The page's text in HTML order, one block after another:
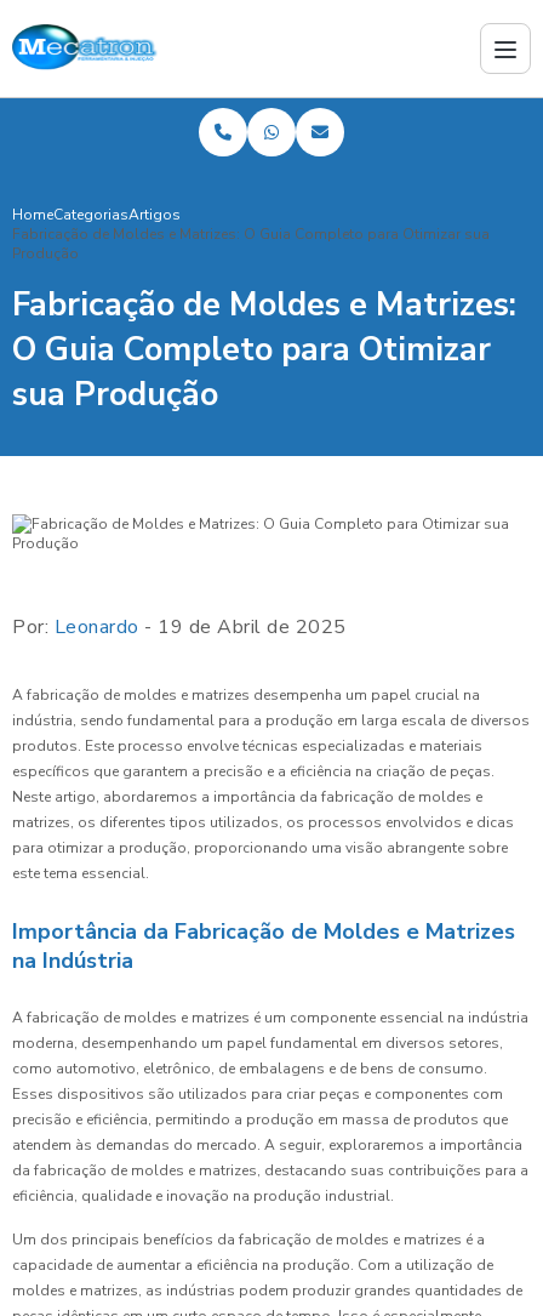
HomeCategoriasArtigos
Fabricação de Moldes e Matrizes: O Guia Completo para Otimizar sua
Produção
Fabricação de Moldes e Matrizes:
O Guia Completo para Otimizar
sua Produção
Por: Leonardo - 19 de Abril de 2025
A fabricação de moldes e matrizes desempenha um papel crucial na
indústria, sendo fundamental para a produção em larga escala de diversos
produtos. Este processo envolve técnicas especializadas e materiais
específicos que garantem a precisão e a eficiência na criação de peças.
Neste artigo, abordaremos a importância da fabricação de moldes e
matrizes, os diferentes tipos utilizados, os processos envolvidos e dicas
para otimizar a produção, proporcionando uma visão abrangente sobre
este tema essencial.
Importância da Fabricação de Moldes e Matrizes
na Indústria
A fabricação de moldes e matrizes é um componente essencial na indústria
moderna, desempenhando um papel fundamental em diversos setores,
como automotivo, eletrônico, de embalagens e de bens de consumo.
Esses dispositivos são utilizados para criar peças e componentes com
precisão e eficiência, permitindo a produção em massa de produtos que
atendem às demandas do mercado. A seguir, exploraremos a importância
da fabricação de moldes e matrizes, destacando suas contribuições para a
eficiência, qualidade e inovação na produção industrial.
Um dos principais benefícios da fabricação de moldes e matrizes é a
capacidade de aumentar a eficiência na produção. Com a utilização de
moldes e matrizes, as indústrias podem produzir grandes quantidades de